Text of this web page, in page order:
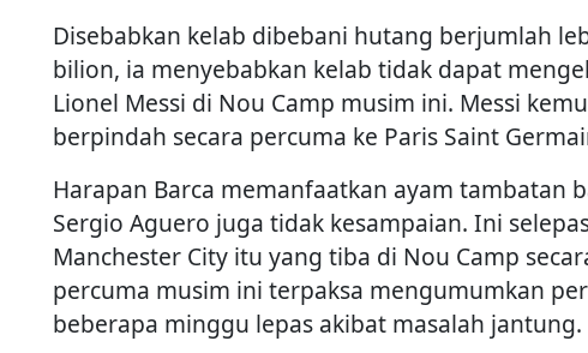
Disebabkan kelab dibebani hutang berjumlah
bilion, ia menyebabkan kelab tidak dapat
Lionel Messi di Nou Camp musim ini. Messi
berpindah secara percuma ke Paris Saint
Harapan Barca memanfaatkan ayam tambatan
Sergio Aguero juga tidak kesampaian. Ini
Manchester City itu yang tiba di Nou Camp
percuma musim ini terpaksa mengumumkan
beberapa minggu lepas akibat masalah jantung.